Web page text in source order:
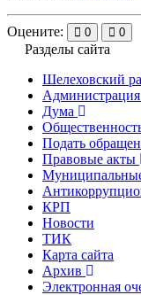
Оцените: 0 0
Разделы сайта
Шелеховский
Администрация
Дума
Подать
Правовые акты
КРП
Новости
ТИК
Карта сайта
Архив
Электронная